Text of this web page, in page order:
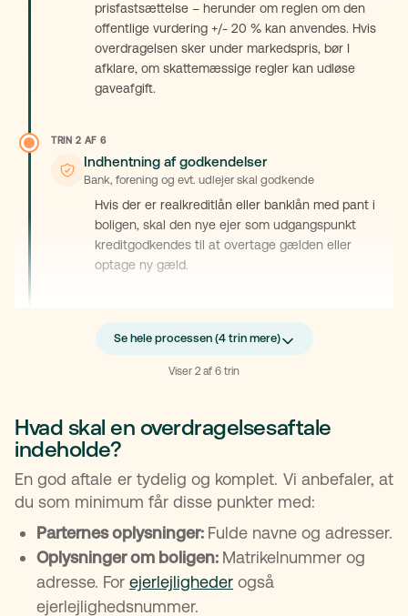
prisfastsættelse – herunder om reglen om den
offentlige vurdering +/- 20 % kan anvendes. Hvis
overdragelsen sker under markedspris, bør I
afklare, om skattemæssige regler kan udløse
gaveafgift.
TRIN 2 AF 6
Indhentning af godkendelser
Bank, forening og evt. udlejer skal godkende
Hvis der er realkreditlån eller banklån med pant i
boligen, skal den nye ejer som udgangspunkt
kreditgodkendes til at overtage gælden eller
optage ny gæld.
Alle vilkår samles i én klar aftale
Digital underskrift
Se hele processen (4 trin mere)
Viser 2 af 6 trin
Hvad skal en overdragelsesaftale
indeholde?
En god aftale er tydelig og komplet. Vi anbefaler, at
du som minimum får disse punkter med:
Parternes oplysninger: Fulde navne og adresser.
Oplysninger om boligen: Matrikelnummer og
adresse. For ejerlejligheder også
ejerlejlighedsnummer.